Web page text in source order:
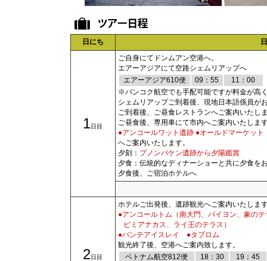
日にち
1日目
ご自身にてドンムアン空港へ。
エアーアジアにて空路シェムリアップへ
エアーアジア610便
09：55
11：00
※バンコク航空でも手配可能ですが料金が高
シェムリアップご到着後、現地日本語係員が
ご到着後、ご昼食レストランへご案内いたし
ご昼食後、専用車にて市内へご案内いたしま
●アンコールワット遺跡 ●オールドマーケット
へご案内いたします。
夕刻： プノンバケン遺跡から夕陽鑑賞
夕食：伝統的なディナーショーと共に夕食を
夕食後、ご宿泊ホテルへ
2日目
ホテルご出発後、 遺跡観光へご案内いたしま
●アンコールトム（南大門、バイヨン、象の
ピミアナカス、ライ王のテラス）
●バンテアイスレイ ●タプロム
観光終了後、空港へご案内致します。
ベトナム航空812便
18：30
19：45